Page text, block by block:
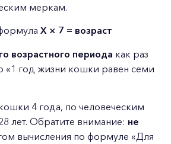
меркам.
Х × 7 = возраст
возрастного периода как раз
«1 год жизни кошки равен семи
4 года, по человеческим
лет. Обратите внимание: не
вычисления по формуле «Для